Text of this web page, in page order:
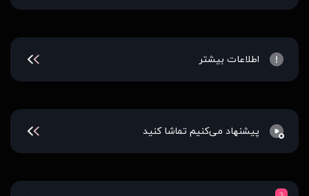
اطلاعات بیشتر
پیشنهاد می‌کنیم تماشا کنید